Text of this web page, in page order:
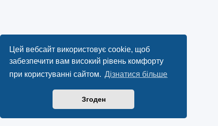
Цей вебсайт використовує cookie, щоб
забезпечити вам високий рівень комфорту
при користуванні сайтом. Дізнатися більше
Згоден